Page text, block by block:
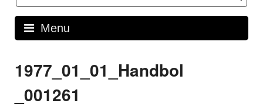
Menu
1977_01_01_Handbol
_001261